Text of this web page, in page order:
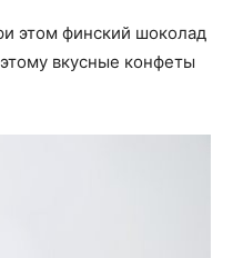
этом финский шоколад
вкусные конфеты